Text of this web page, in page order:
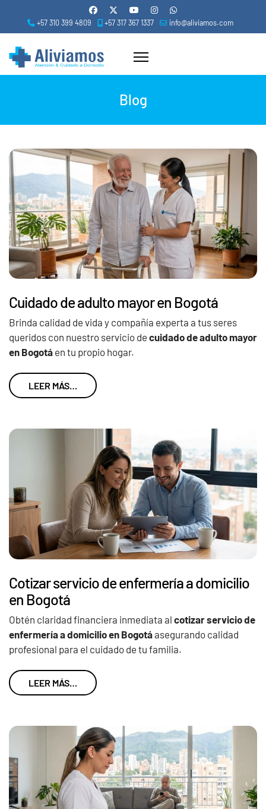
+57 310 399 4809 +57 317 367 1337 info@aliviamos.com
Blog
Cuidado de adulto mayor en Bogotá
Brinda calidad de vida y compañía experta a tus seres
queridos con nuestro servicio de cuidado de adulto mayor
en Bogotá en tu propio hogar.
LEER MÁS…
Cotizar servicio de enfermería a domicilio
en Bogotá
Obtén claridad financiera inmediata al cotizar servicio de
enfermería a domicilio en Bogotáasegurando calidad
profesional para el cuidado de tu familia.
LEER MÁS…